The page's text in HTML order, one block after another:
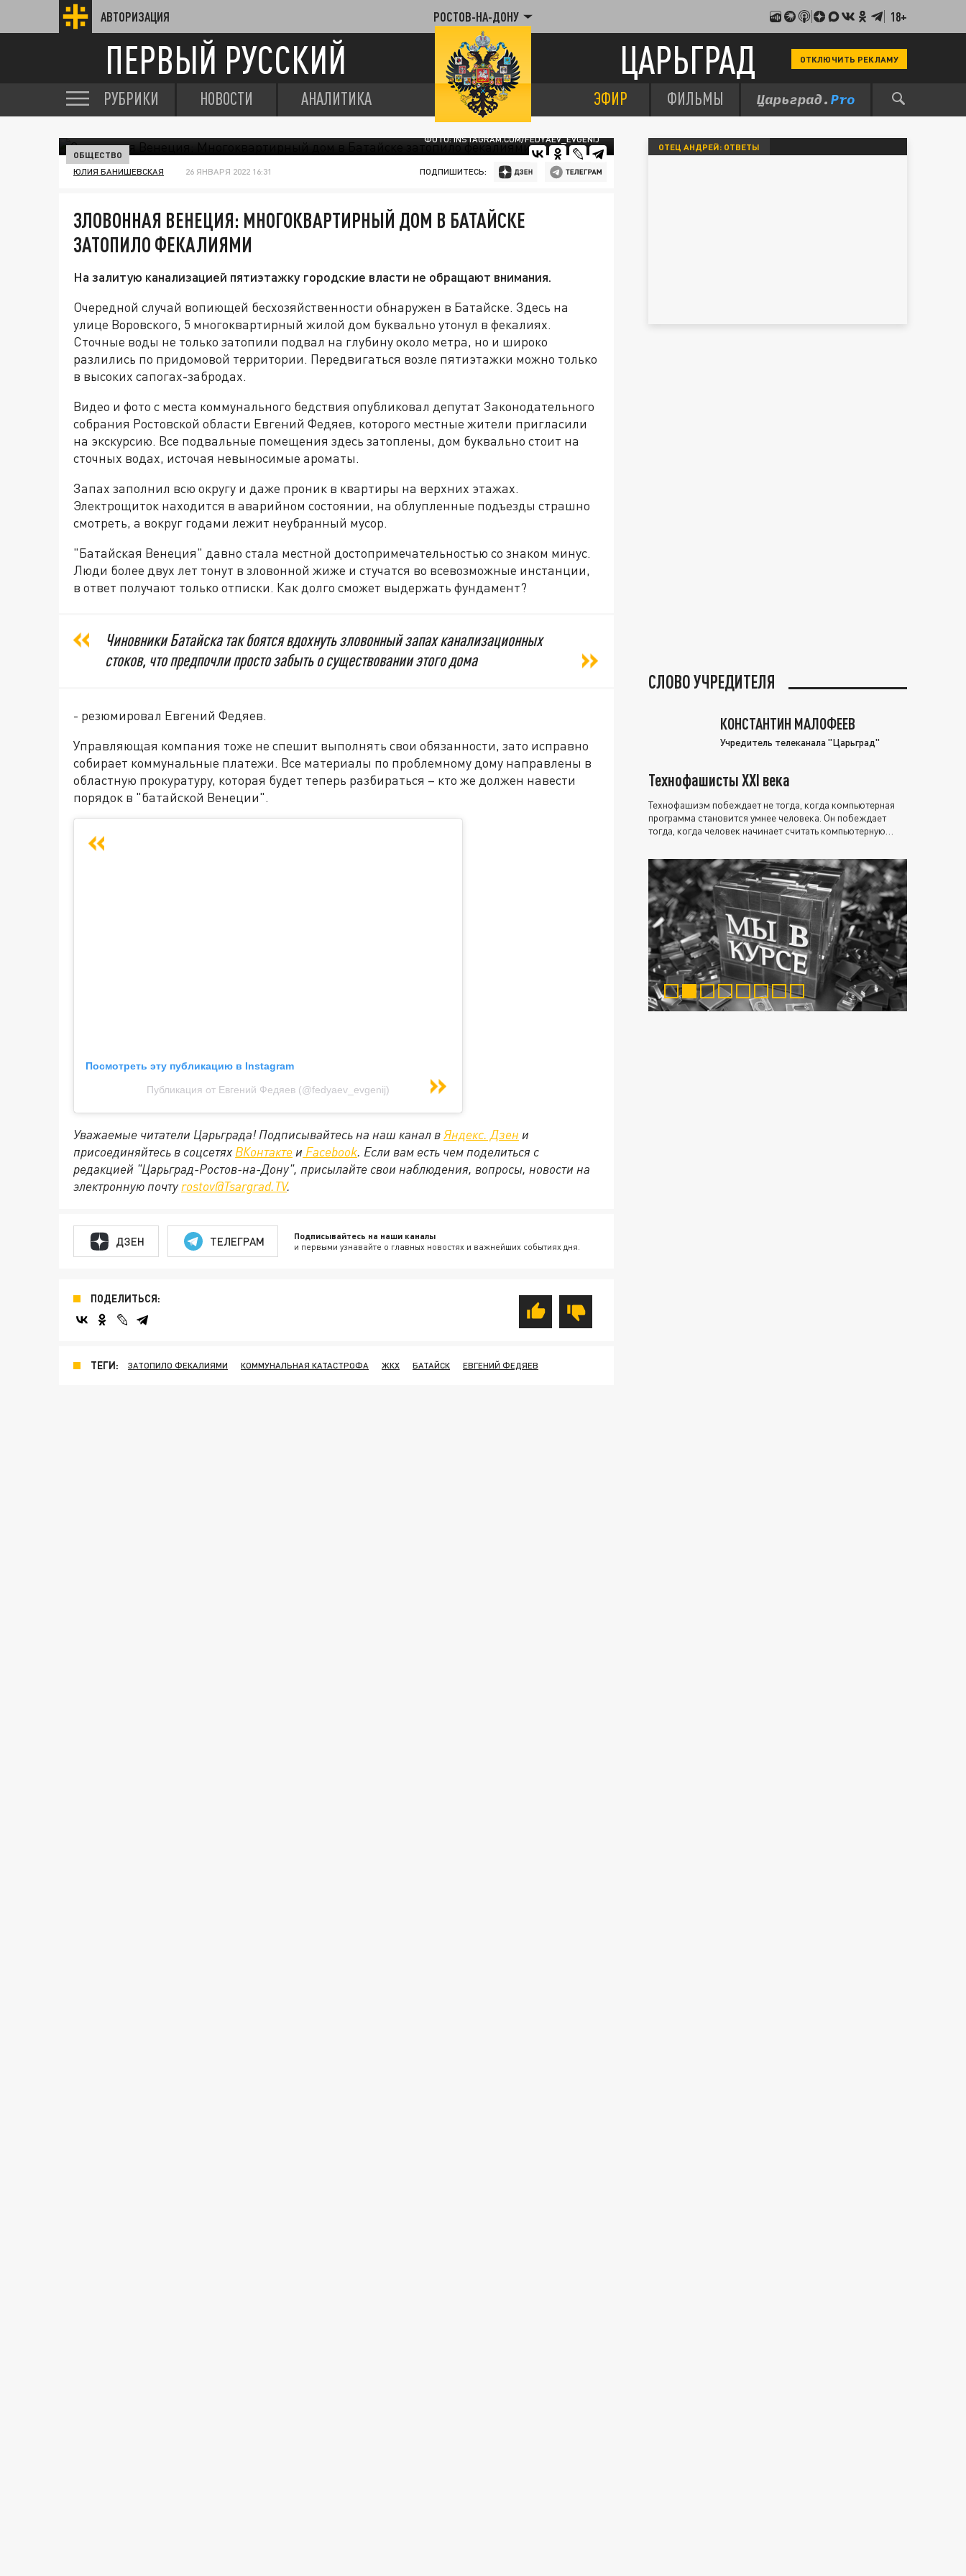
АВТОРИЗАЦИЯ РОСТОВ-НА-ДОНУ 18+
ПЕРВЫЙ РУССКИЙ ЦАРЬГРАД ОТКЛЮЧИТЬ РЕКЛАМУ
РУБРИКИ НОВОСТИ АНАЛИТИКА ЭФИР ФИЛЬМЫ
ФОТО: INSTAGRAM.COM/FEDYAEV_EVGENIJ
ОБЩЕСТВО
ЮЛИЯ БАНИШЕВСКАЯ 26 ЯНВАРЯ 2022 16:31 ПОДПИШИТЕСЬ:
ЗЛОВОННАЯ ВЕНЕЦИЯ: МНОГОКВАРТИРНЫЙ ДОМ В БАТАЙСКЕ
ЗАТОПИЛО ФЕКАЛИЯМИ
На залитую канализацией пятиэтажку городские власти не обращают внимания.
Очередной случай вопиющей бесхозяйственности обнаружен в Батайске. Здесь на
улице Воровского, 5 многоквартирный жилой дом буквально утонул в фекалиях.
Сточные воды не только затопили подвал на глубину около метра, но и широко
разлились по придомовой территории. Передвигаться возле пятиэтажки можно только
в высоких сапогах-забродах.
Видео и фото с места коммунального бедствия опубликовал депутат Законодательного
собрания Ростовской области Евгений Федяев, которого местные жители пригласили
на экскурсию. Все подвальные помещения здесь затоплены, дом буквально стоит на
сточных водах, источая невыносимые ароматы.
Запах заполнил всю округу и даже проник в квартиры на верхних этажах.
Электрощиток находится в аварийном состоянии, на облупленные подъезды страшно
смотреть, а вокруг годами лежит неубранный мусор.
"Батайская Венеция" давно стала местной достопримечательностью со знаком минус.
Люди более двух лет тонут в зловонной жиже и стучатся во всевозможные инстанции,
в ответ получают только отписки. Как долго сможет выдержать фундамент?
Чиновники Батайска так боятся вдохнуть зловонный запах канализационных
стоков, что предпочли просто забыть о существовании этого дома
- резюмировал Евгений Федяев.
Управляющая компания тоже не спешит выполнять свои обязанности, зато исправно
собирает коммунальные платежи. Все материалы по проблемному дому направлены в
областную прокуратуру, которая будет теперь разбираться – кто же должен навести
порядок в "батайской Венеции".
Посмотреть эту публикацию в Instagram
Публикация от Евгений Федяев (@fedyaev_evgenij)
Уважаемые читатели Царьграда! Подписывайтесь на наш канал вЯндекс. Дзен и
присоединяйтесь в соцсетях ВКонтакте и Facebook. Если вам есть чем поделиться с
редакцией "Царьград-Ростов-на-Дону", присылайте свои наблюдения, вопросы, новости на
электронную почту rostov@Tsargrad.ТV.
ДЗЕН ТЕЛЕГРАМ Подписывайтесь на наши каналы
и первыми узнавайте о главных новостях и важнейших событиях дня.
ПОДЕЛИТЬСЯ:
ТЕГИ: ЗАТОПИЛО ФЕКАЛИЯМИ КОММУНАЛЬНАЯ КАТАСТРОФА ЖКХ БАТАЙСК ЕВГЕНИЙ ФЕДЯЕВ
ОТЕЦ АНДРЕЙ: ОТВЕТЫ
СЛОВО УЧРЕДИТЕЛЯ
КОНСТАНТИН МАЛОФЕЕВ
Учредитель телеканала "Царьград"
Технофашисты XXI века
Технофашизм побеждает не тогда, когда компьютерная
программа становится умнее человека. Он побеждает
тогда, когда человек начинает считать компьютерную